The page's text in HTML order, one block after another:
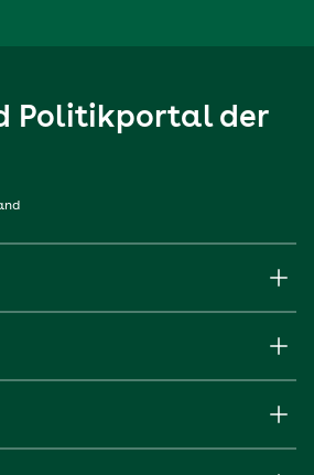
Politikportal der